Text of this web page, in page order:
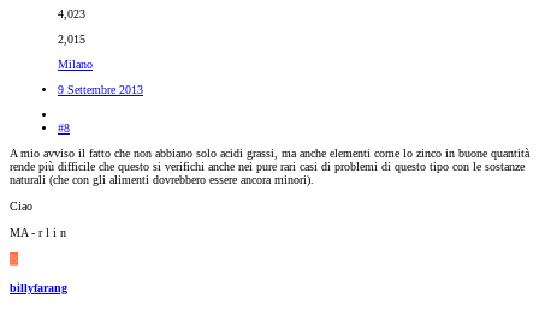
4,023
2,015
Milano
9 Settembre 2013
#8
A mio avviso il fatto che non abbiano solo acidi grassi, ma anche elementi come lo zinco in buone quantità
rende più difficile che questo si verifichi anche nei pure rari casi di problemi di questo tipo con le sostanze
naturali (che con gli alimenti dovrebbero essere ancora minori).
Ciao
MA - r l i n
B
billyfarang